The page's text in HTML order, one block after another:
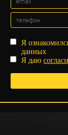
Я
данных
Я даю